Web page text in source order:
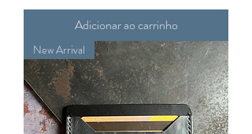
Adicionar ao carrinho
New Arrival